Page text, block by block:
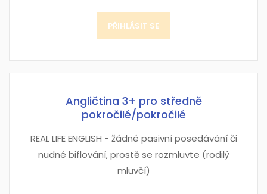
PŘIHLÁSIT SE
Angličtina 3+ pro středně
pokročilé/pokročilé
REAL LIFE ENGLISH - žádné pasivní posedávání či
nudné biflování, prostě se rozmluvte (rodilý
mluvčí)